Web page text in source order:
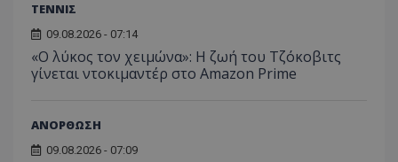
ΤΕΝΝΙΣ
09.08.2026 - 07:14
«Ο λύκος τον χειμώνα»: Η ζωή του Τζόκοβιτς
γίνεται ντοκιμαντέρ στο Amazon Prime
ΑΝΟΡΘΩΣΗ
09.08.2026 - 07:09